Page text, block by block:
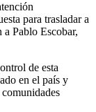
para trasladar a
Pablo Escobar,
de esta
en el país y
comunidades